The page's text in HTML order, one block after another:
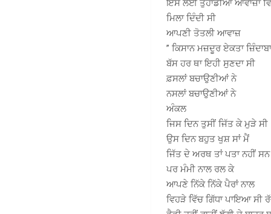
ਇਸੇ ਲਈ ਤੁਹਾਡੀਆਂ ਆਵਾਜ਼ਾਂ
ਮਿਲਾ ਦਿੰਦੀ ਸੀ
ਆਪਣੀ ਤੋਤਲੀ ਆਵਾਜ਼
” ਕਿਸਾਨ ਮਜ਼ਦੂਰ ਏਕਤਾ
ਬੱਸ ਹਰ ਥਾ ਇਹੀ ਸੁਣਦਾ ਸੀ
ਫ਼ਸਲਾਂ ਬਚਾਉਣੀਆਂ ਨੇ
ਨਸਲਾਂ ਬਚਾਉਣੀਆਂ ਨੇ
ਅੰਕਲ
ਜਿਸ ਦਿਨ ਤੁਸੀਂ ਜਿੱਤ ਕੇ ਮੁੜੇ ਸੀ
ਉਸ ਦਿਨ ਬਹੁਤ ਖੁਸ਼ ਸਾਂ ਮੈਂ
ਜਿੱਤ ਦੇ ਅਰਥ ਤਾਂ ਪਤਾ ਨਹੀਂ ਸਨ
ਪਰ ਮੰਮੀ ਨਾਲ ਰਲ ਕੇ
ਆਪਣੇ ਨਿੱਕੇ ਨਿੱਕੇ ਪੈਰਾਂ ਨਾਲ
ਵਿਹੜੇ ਵਿੱਚ ਗਿੱਧਾ ਪਾਇਆ ਸੀ